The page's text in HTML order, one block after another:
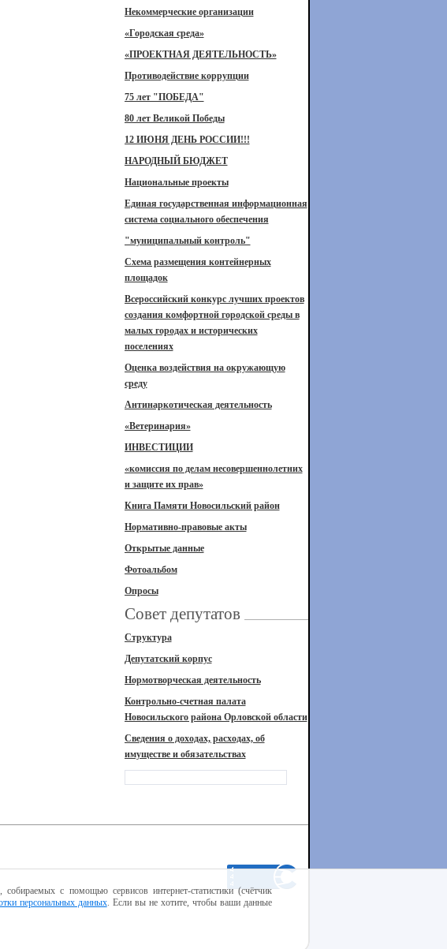
Некоммерческие организации
«Городская среда»
«ПРОЕКТНАЯ ДЕЯТЕЛЬНОСТЬ»
Противодействие коррупции
75 лет "ПОБЕДА"
80 лет Великой Победы
12 ИЮНЯ ДЕНЬ РОССИИ!!!
НАРОДНЫЙ БЮДЖЕТ
Национальные проекты
Единая государственная информационная
система социального обеспечения
"муниципальный контроль"
Схема размещения контейнерных
площадок
Всероссийский конкурс лучших проектов
создания комфортной городской среды в
малых городах и исторических
поселениях
Оценка воздействия на окружающую
среду
Антинаркотическая деятельность
«Ветеринария»
ИНВЕСТИЦИИ
«комиссия по делам несовершеннолетних
и защите их прав»
Книга Памяти Новосильский район
Нормативно-правовые акты
Открытые данные
Фотоальбом
Опросы
Совет депутатов
Структура
Депутатский корпус
Нормотворческая деятельность
Контрольно-счетная палата
Новосильского района Орловской области
Сведения о доходах, расходах, об
имуществе и обязательствах
с помощью сервисов интернет-статистики (счётчик
персональных данных. Если вы не хотите, чтобы ваши данные